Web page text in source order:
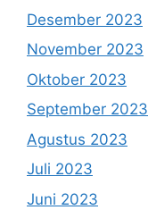
Desember 2023
November 2023
Oktober 2023
September 2023
Agustus 2023
Juli 2023
Juni 2023